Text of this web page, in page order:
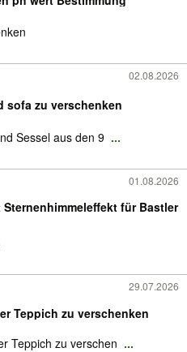
02.08.2026
sofa zu verschenken
Sessel aus den 9 ...
01.08.2026
Sternenhimmeleffekt für Bastler
29.07.2026
Teppich zu verschenken
Teppich zu verschen ...